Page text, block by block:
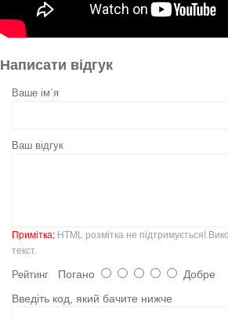
Написати відгук
Ваше ім`я
Ваш відгук
Примітка: HTML розмітка не підтримується!
текст.
Рейтинг Погано
Добре
Введіть код, який бачите нижче